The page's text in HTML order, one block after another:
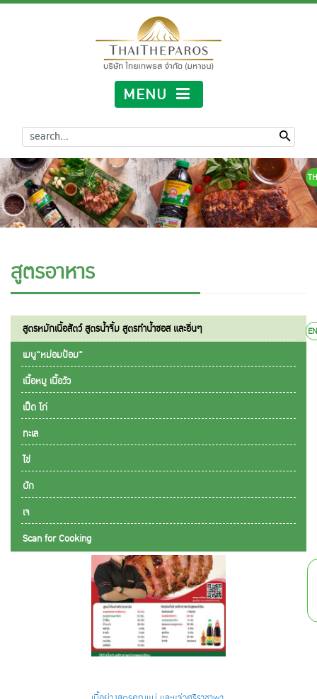
MENU
TH
EN
สูตรอาหาร
สูตรหมักเนื้อสัตว์ สูตรน้ำจิ้ม สูตรทำน้ำซอส และอื่นๆ
เมนู"หม่อมป้อม"
เนื้อหมู เนื้อวัว
เป็ด ไก่
ทะเล
ไข่
ผัก
เจ
Scan for Cooking